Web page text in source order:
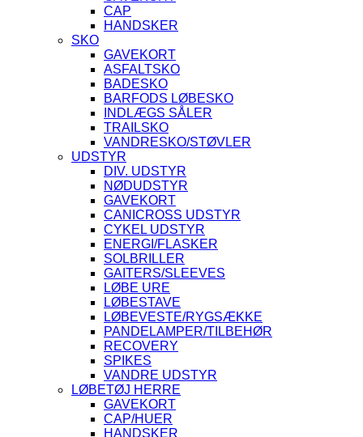
CAP
HANDSKER
SKO
GAVEKORT
ASFALTSKO
BADESKO
BARFODS LØBESKO
INDLÆGS SÅLER
TRAILSKO
VANDRESKO/STØVLER
UDSTYR
DIV. UDSTYR
NØDUDSTYR
GAVEKORT
CANICROSS UDSTYR
CYKEL UDSTYR
ENERGI/FLASKER
SOLBRILLER
GAITERS/SLEEVES
LØBE URE
LØBESTAVE
LØBEVESTE/RYGSÆKKE
PANDELAMPER/TILBEHØR
RECOVERY
SPIKES
VANDRE UDSTYR
LØBETØJ HERRE
GAVEKORT
CAP/HUER
HANDSKER